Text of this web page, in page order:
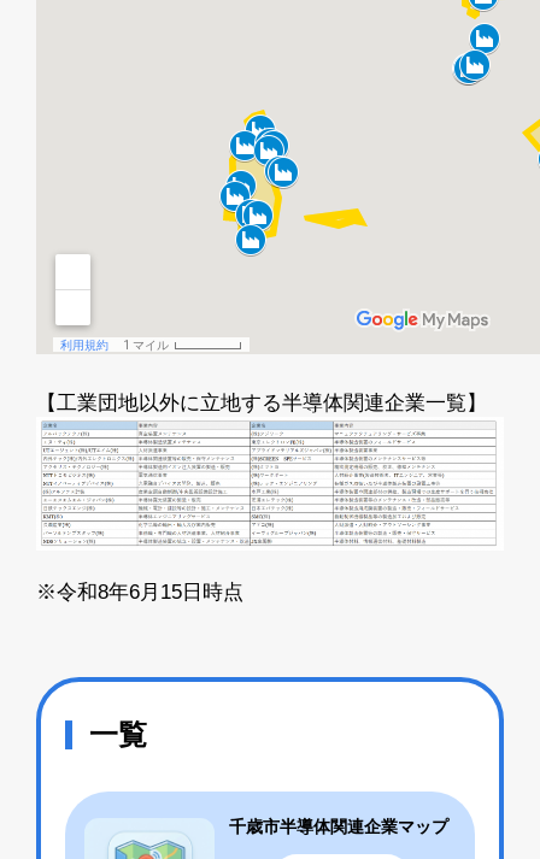
【工業団地以外に立地する半導体関連企業一覧】
※令和8年6月15日時点
一覧
千歳市半導体関連企業マップ